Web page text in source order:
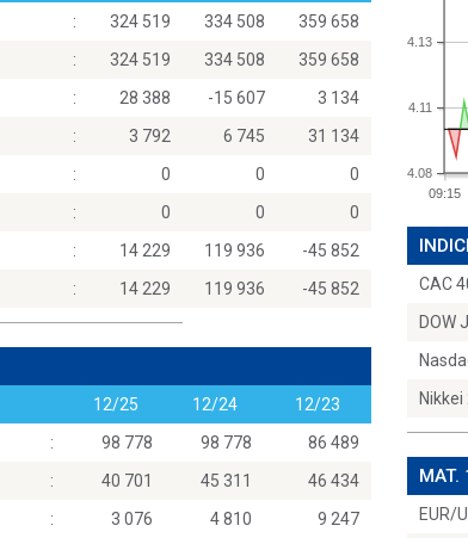
: 324 519 334 508
359 658
: 324 519 334 508
359 658
: 28 388 -15 607
3 134
: 3 792 6 745
31 134
: 0 0
0
: 0 0
0
: 14 229 119 936
-45 852
: 14 229 119 936 -45 852
12/25 12/24
12/23
: 98 778 98 778
86 489
: 40 701 45 311
46 434
: 3 076 4 810
9 247
09:15
4.08
4.11
4.13
CAC
DOW
Nikkei
MAT.
EUR/